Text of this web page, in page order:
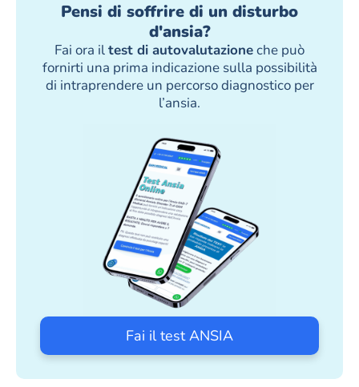
Pensi di soffrire di un disturbo
d'ansia?
Fai ora iltest di autovalutazioneche può
fornirti una prima indicazione sulla possibilità
di intraprendere un percorso diagnostico per
l’ansia.
Fai il test ANSIA